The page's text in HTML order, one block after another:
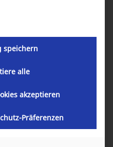
speichern
alle
akzeptieren
Präferenzen